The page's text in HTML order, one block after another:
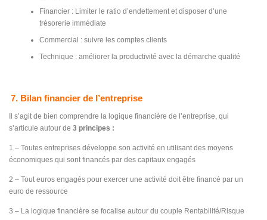
Financier : Limiter le ratio d’endettement et disposer d’une
trésorerie immédiate
Commercial : suivre les comptes clients
Technique : améliorer la productivité avec la démarche qualité
7. Bilan financier de l’entreprise
Il s’agit de bien comprendre la logique financière de l’entreprise, qui
s’articule autour de 3 principes :
1 – Toutes entreprises développe son activité en utilisant des moyens
économiques qui sont financés par des capitaux engagés
2 – Tout euros engagés pour exercer une activité doit être financé par un
euro de ressource
3 – La logique financière se focalise autour du couple Rentabilité/Risque